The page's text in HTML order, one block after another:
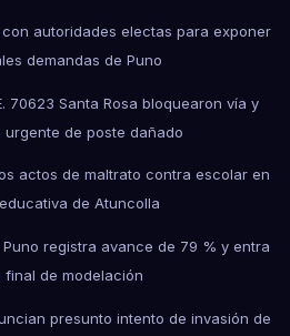
autoridades electas para exponer
demandas de Puno
70623 Santa Rosa bloquearon vía y
urgente de poste dañado
actos de maltrato contra escolar en
de Atuncolla
registra avance de 79 % y entra
final de modelación
presunto intento de invasión de